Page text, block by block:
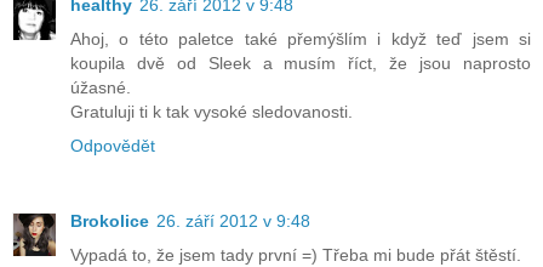
healthy 26. září 2012 v 9:48
Ahoj, o této paletce také přemýšlím i když teď jsem si
koupila dvě od Sleek a musím říct, že jsou naprosto
úžasné.
Gratuluji ti k tak vysoké sledovanosti.
Odpovědět
Brokolice 26. září 2012 v 9:48
Vypadá to, že jsem tady první =) Třeba mi bude přát štěstí.